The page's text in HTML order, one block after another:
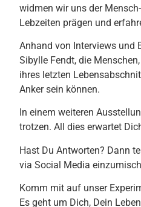
widmen wir uns der
Lebzeiten prägen und
Anhand von Interviews und
Sibylle Fendt, die
ihres letzten
Anker sein können.
In einem weiteren
trotzen. All dies erwartet
Hast Du Antworten? Dann
via Social Media
Komm mit auf unser
Es geht um Dich, Dein